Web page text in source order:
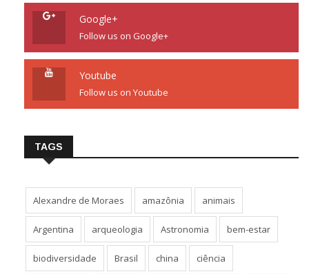
Google+
Follow us on Google+
Youtube
Follow us on Youtube
TAGS
Alexandre de Moraes amazônia animais
Argentina arqueologia Astronomia bem-estar
biodiversidade Brasil china ciência